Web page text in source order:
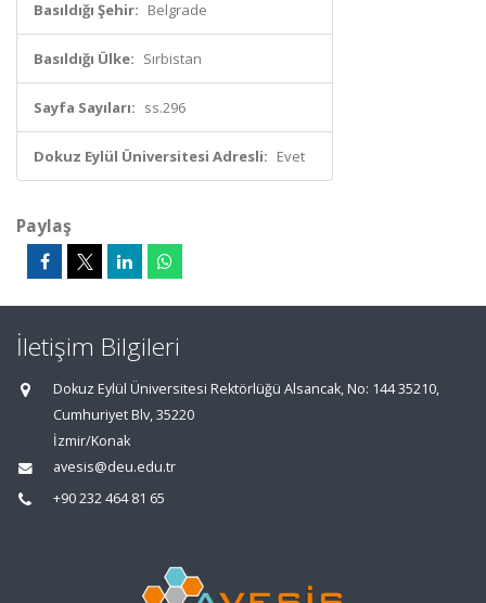
Basıldığı Şehir: Belgrade
Basıldığı Ülke: Sırbistan
Sayfa Sayıları: ss.296
Dokuz Eylül Üniversitesi Adresli: Evet
Paylaş
İletişim Bilgileri
Dokuz Eylül Üniversitesi Rektörlüğü Alsancak, No: 144 35210,
Cumhuriyet Blv, 35220
İzmir/Konak
avesis@deu.edu.tr
+90 232 464 81 65